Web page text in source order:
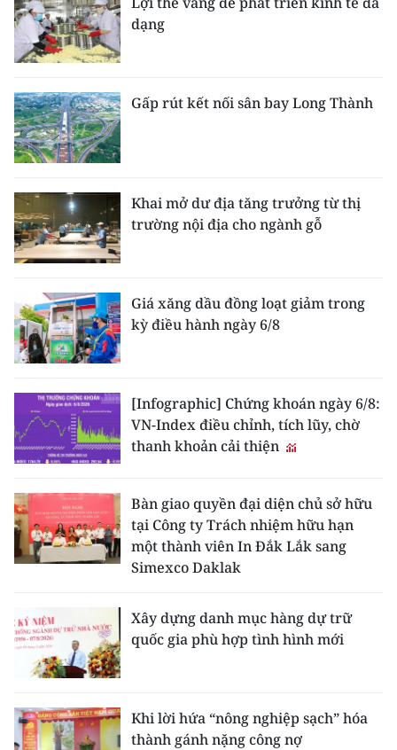
dạng
Gấp rút kết nối sân bay Long Thành
Khai mở dư địa tăng trưởng từ thị
trường nội địa cho ngành gỗ
Giá xăng dầu đồng loạt giảm trong
kỳ điều hành ngày 6/8
[Infographic] Chứng khoán ngày 6/8:
VN-Index điều chỉnh, tích lũy, chờ
thanh khoản cải thiện
Bàn giao quyền đại diện chủ sở hữu
tại Công ty Trách nhiệm hữu hạn
một thành viên In Đắk Lắk sang
Simexco Daklak
Xây dựng danh mục hàng dự trữ
quốc gia phù hợp tình hình mới
Khi lời hứa “nông nghiệp sạch” hóa
thành gánh nặng công nợ